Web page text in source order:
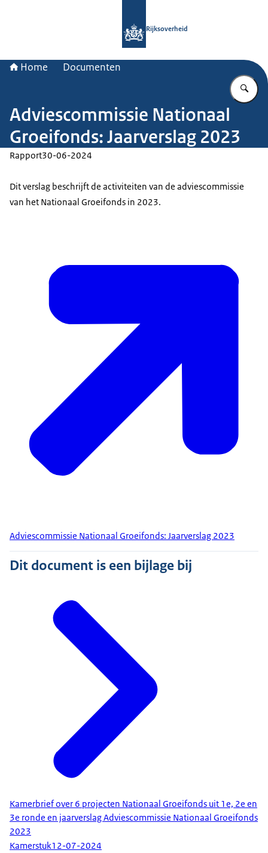
Rijksoverheid
Home Documenten
Adviescommissie Nationaal
Groeifonds: Jaarverslag 2023
Rapport30-06-2024
Dit verslag beschrijft de activiteiten van de adviescommissie
van het Nationaal Groeifonds in 2023.
Adviescommissie Nationaal Groeifonds: Jaarverslag 2023
Dit document is een bijlage bij
Kamerbrief over 6 projecten Nationaal Groeifonds uit 1e, 2e en
3e ronde en jaarverslag Adviescommissie Nationaal Groeifonds
2023
Kamerstuk12-07-2024